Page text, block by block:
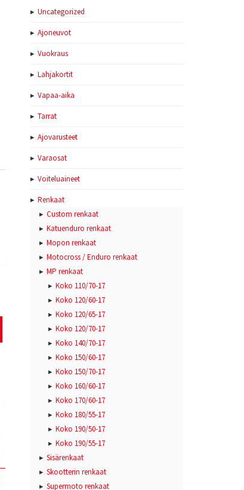
Uncategorized
Ajoneuvot
Vuokraus
Lahjakortit
Vapaa-aika
Tarrat
Ajovarusteet
Varaosat
Voiteluaineet
Renkaat
Custom renkaat
Katuenduro renkaat
Mopon renkaat
Motocross / Enduro renkaat
MP renkaat
Koko 110/70-17
Koko 120/60-17
Koko 120/65-17
Koko 120/70-17
Koko 140/70-17
Koko 150/60-17
Koko 150/70-17
Koko 160/60-17
Koko 170/60-17
Koko 180/55-17
Koko 190/50-17
Koko 190/55-17
Sisärenkaat
Skootterin renkaat
Supermoto renkaat